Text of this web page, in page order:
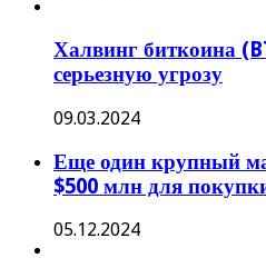
Халвинг биткоина
серьезную угрозу
09.03.2024
Еще один крупный
$500 млн для
05.12.2024